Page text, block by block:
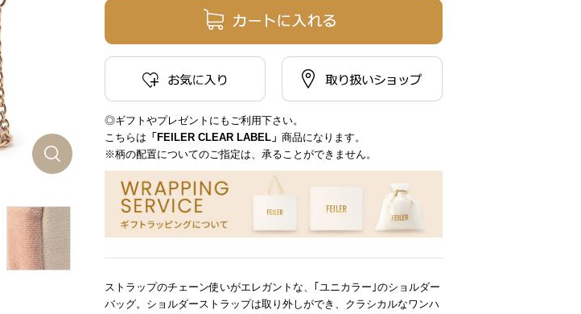
◎ギフトやプレゼントにもご利用下さい。
こちらは 「FEILER CLEAR LABEL」 商品になります。
※柄の配置についてのご指定は、承ることができません。
ストラップのチェーン使いがエレガントな、｢ユニカラー｣のショルダー
バッグ。ショルダーストラップは取り外しができ、クラシカルなワンハ